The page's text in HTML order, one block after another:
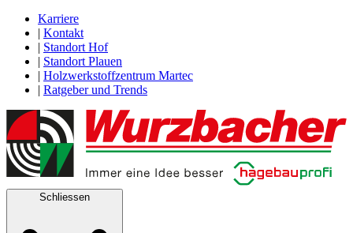
Karriere
| Kontakt
| Standort Hof
| Standort Plauen
| Holzwerkstoffzentrum Martec
| Ratgeber und Trends
Schliessen